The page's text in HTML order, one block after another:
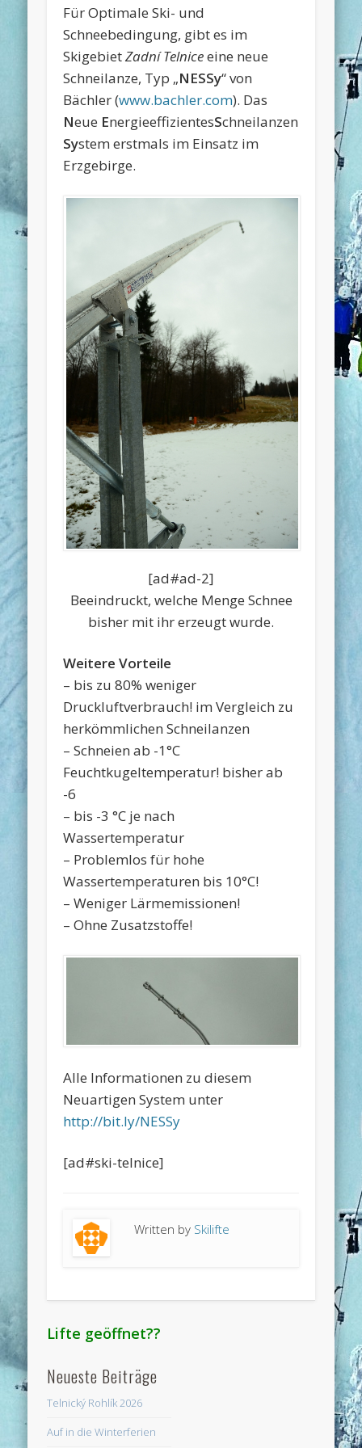
Für Optimale Ski- und
Schneebedingung, gibt es im
SkigebietZadní Telniceeine neue
Schneilanze, Typ „NESSy“ von
Bächler (www.bachler.com). Das
Neue EnergieeffizientesSchneilanzen
System erstmals im Einsatz im
Erzgebirge.
[ad#ad-2]
Beeindruckt, welche Menge Schnee
bisher mit ihr erzeugt wurde.
Weitere Vorteile
– bis zu 80% weniger
Druckluftverbrauch! im Vergleich zu
herkömmlichen Schneilanzen
– Schneien ab -1°C
Feuchtkugeltemperatur! bisher ab
-6
– bis -3 °C je nach
Wassertemperatur
– Problemlos für hohe
Wassertemperaturen bis 10°C!
– Weniger Lärmemissionen!
– Ohne Zusatzstoffe!
Alle Informationen zu diesem
Neuartigen System unter
http://bit.ly/NESSy
[ad#ski-telnice]
Written by Skilifte
Lifte geöffnet??
Neueste Beiträge
Telnický Rohlík 2026
Auf in die Winterferien